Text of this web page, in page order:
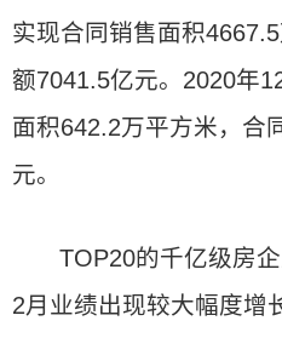
实现合同销售面积
额7041.5亿元。2020年
面积642.2万平方米，合
元。
TOP20的千亿级房
2月业绩出现较大幅度增